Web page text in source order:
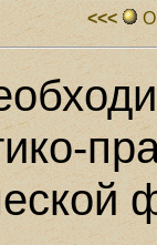
<<<